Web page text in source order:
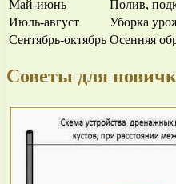
Май-июнь
Полив,
Июль-август
Уборка
Сентябрь-октябрь Осенняя
Советы для